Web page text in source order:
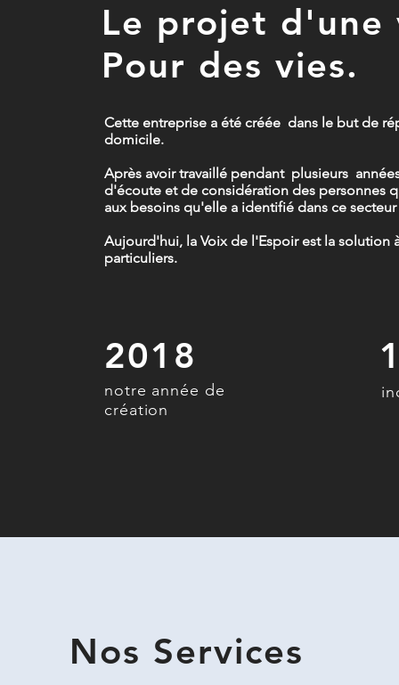
Le projet d'une
Pour des vies.
Cette entreprise a été créée dans le but de
domicile.
Après avoir travaillé pendant plusieurs
d'écoute et de considération des personnes
aux besoins qu'elle a identifié dans ce
Aujourd'hui, la Voix de l'Espoir est la solution
particuliers.
2018
notre année de
création
Nos Services